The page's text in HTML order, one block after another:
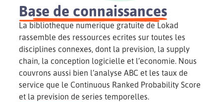
Base de connaissances
La bibliotheque numerique gratuite de Lokad
rassemble des ressources ecrites sur toutes les
disciplines connexes, dont la prevision, la supply
chain, la conception logicielle et l’economie. Nous
couvrons aussi bien l’analyse ABC et les taux de
service que le Continuous Ranked Probability Score
et la prevision de series temporelles.